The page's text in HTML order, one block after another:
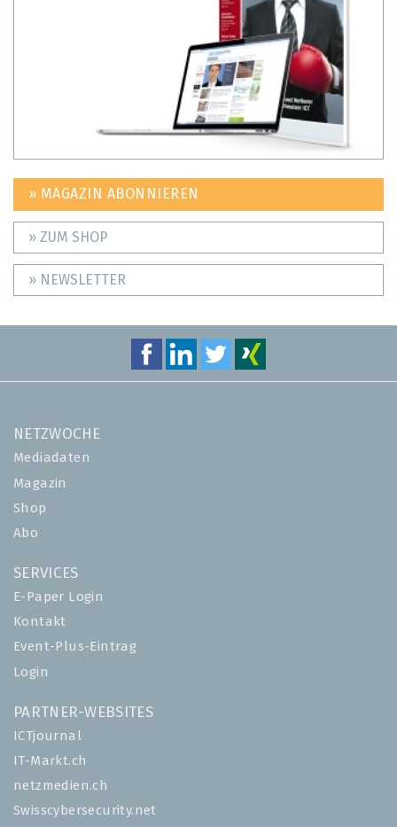
» MAGAZIN ABONNIEREN
» ZUM SHOP
» NEWSLETTER
NETZWOCHE
Mediadaten
Magazin
Shop
Abo
SERVICES
E-Paper Login
Kontakt
Event-Plus-Eintrag
Login
PARTNER-WEBSITES
ICTjournal
IT-Markt.ch
netzmedien.ch
Swisscybersecurity.net